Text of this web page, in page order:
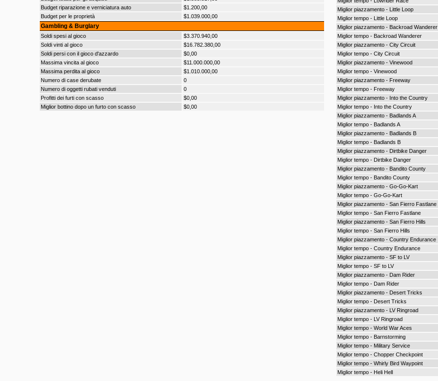
Budget riparazione e verniciatura auto
$1.200,00
Budget per le proprietà
$1.039.000,00
Gambling & Burglary
Soldi spesi al gioco
$3.370.940,00
Soldi vinti al gioco
$16.782.380,00
Soldi persi con il gioco d'azzardo
$0,00
Massima vincita al gioco
$11.000.000,00
Massima perdita al gioco
$1.010.000,00
Numero di case derubate
0
Numero di oggetti rubati venduti
0
Profitti dei furti con scasso
$0,00
Miglior bottino dopo un furto con scasso
$0,00
Miglior piazzamento - Little Loop
Miglior tempo - Little Loop
Miglior piazzamento - Backroad Wanderer
Miglior tempo - Backroad Wanderer
Miglior piazzamento - City Circuit
Miglior tempo - City Circuit
Miglior piazzamento - Vinewood
Miglior tempo - Vinewood
Miglior piazzamento - Freeway
Miglior tempo - Freeway
Miglior piazzamento - Into the Country
Miglior tempo - Into the Country
Miglior piazzamento - Badlands A
Miglior tempo - Badlands A
Miglior piazzamento - Badlands B
Miglior tempo - Badlands B
Miglior piazzamento - Dirtbike Danger
Miglior tempo - Dirtbike Danger
Miglior piazzamento - Bandito County
Miglior tempo - Bandito County
Miglior piazzamento - Go-Go-Kart
Miglior tempo - Go-Go-Kart
Miglior piazzamento - San Fierro Fastlane
Miglior tempo - San Fierro Fastlane
Miglior piazzamento - San Fierro Hills
Miglior tempo - San Fierro Hills
Miglior piazzamento - Country Endurance
Miglior tempo - Country Endurance
Miglior piazzamento - SF to LV
Miglior tempo - SF to LV
Miglior piazzamento - Dam Rider
Miglior tempo - Dam Rider
Miglior piazzamento - Desert Tricks
Miglior tempo - Desert Tricks
Miglior piazzamento - LV Ringroad
Miglior tempo - LV Ringroad
Miglior tempo - World War Aces
Miglior tempo - Barnstorming
Miglior tempo - Military Service
Miglior tempo - Chopper Checkpoint
Miglior tempo - Whirly Bird Waypoint
Miglior tempo - Heli Hell